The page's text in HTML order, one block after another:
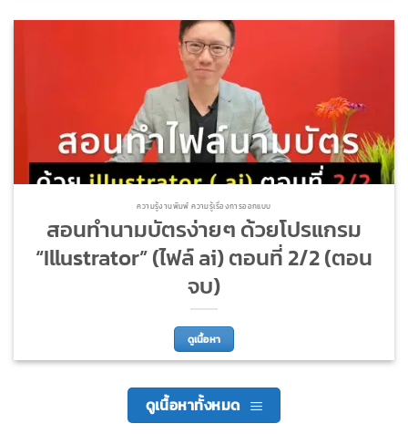
ความรู้งานพิมพ์ ความรู้เรื่องการออกแบบ
สอนทำนามบัตรง่ายๆ ด้วยโปรแกรม
“Illustrator” (ไฟล์ ai) ตอนที่ 2/2 (ตอน
จบ)
ดูเนื้อหา
ดูเนื้อหาทั้งหมด